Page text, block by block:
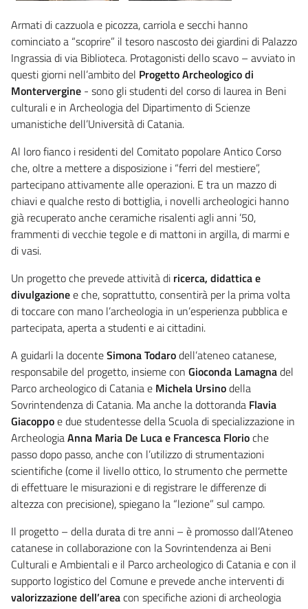
Armati di cazzuola e picozza, carriola e secchi hanno
cominciato a “scoprire” il tesoro nascosto dei giardini di Palazzo
Ingrassia di via Biblioteca. Protagonisti dello scavo – avviato in
questi giorni nell’ambito del Progetto Archeologico di
Montervergine - sono gli studenti del corso di laurea in Beni
culturali e in Archeologia del Dipartimento di Scienze
umanistiche dell’Università di Catania.
Al loro fianco i residenti del Comitato popolare Antico Corso
che, oltre a mettere a disposizione i “ferri del mestiere”,
partecipano attivamente alle operazioni. E tra un mazzo di
chiavi e qualche resto di bottiglia, i novelli archeologici hanno
già recuperato anche ceramiche risalenti agli anni ’50,
frammenti di vecchie tegole e di mattoni in argilla, di marmi e
di vasi.
Un progetto che prevede attività di ricerca, didattica e
divulgazionee che, soprattutto, consentirà per la prima volta
di toccare con mano l’archeologia in un’esperienza pubblica e
partecipata, aperta a studenti e ai cittadini.
A guidarli la docenteSimona Todarodell’ateneo catanese,
responsabile del progetto, insieme con Gioconda Lamagnadel
Parco archeologico di Catania e Michela Ursinodella
Sovrintendenza di Catania. Ma anche la dottoranda Flavia
Giacoppoe due studentesse della Scuola di specializzazione in
ArcheologiaAnna Maria De Luca e Francesca Florioche
passo dopo passo, anche con l’utilizzo di strumentazioni
scientifiche (come il livello ottico, lo strumento che permette
di effettuare le misurazioni e di registrare le differenze di
altezza con precisione), spiegano la “lezione” sul campo.
Il progetto – della durata di tre anni – è promosso dall’Ateneo
catanese in collaborazione con la Sovrintendenza ai Beni
Culturali e Ambientali e il Parco archeologico di Catania e con il
supporto logistico del Comune e prevede anche interventi di
valorizzazione dell’areacon specifiche azioni di archeologia